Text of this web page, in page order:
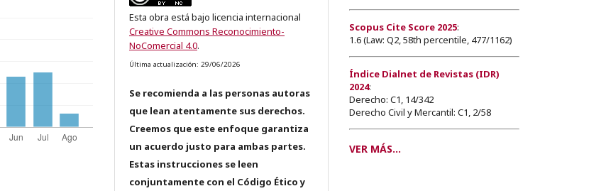
Esta obra está bajo licencia internacional
Creative Commons Reconocimiento-
NoComercial 4.0.
Última actualización: 29/06/2026
Se recomienda a las personas autoras
que lean atentamente sus derechos.
Creemos que este enfoque garantiza
un acuerdo justo para ambas partes.
Estas instrucciones se leen
conjuntamente con el Código Ético y
Scopus Cite Score 2025:
1.6 (Law: Q2, 58th percentile, 477/1162)
Índice Dialnet de Revistas (IDR)
2024:
Derecho: C1, 14/342
Derecho Civil y Mercantil: C1, 2/58
VER MÁS...